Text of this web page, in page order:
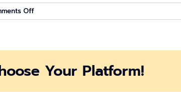
Offon
image_2024_10_10T08_14_25_566Z
Your Platform!